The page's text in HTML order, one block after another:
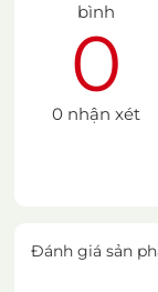
bình
0
0 nhận xét
Đánh giá sản